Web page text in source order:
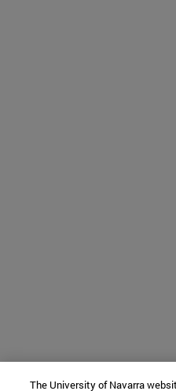
The University of Navarra